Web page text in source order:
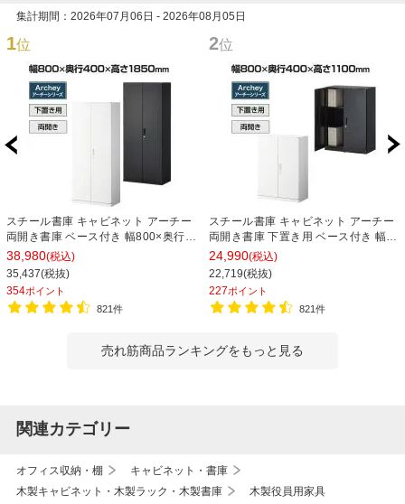
集計期間：2026年07月06日 - 2026年08月05日
1位
スチール書庫 キャビネット アーチー
両開き書庫 ベース付き 幅800×奥行
400×高さ1850mm
38,980(税込)
35,437(税抜)
354ポイント
821件
2位
スチール書庫 キャビネット アーチー
両開き書庫 下置き用 ベース付き 幅
800×奥行400×高さ1100mm
24,990(税込)
22,719(税抜)
227ポイント
821件
売れ筋商品ランキングをもっと見る
関連カテゴリー
オフィス収納・棚
キャビネット・書庫
木製キャビネット・木製ラック・木製書庫
木製役員用家具